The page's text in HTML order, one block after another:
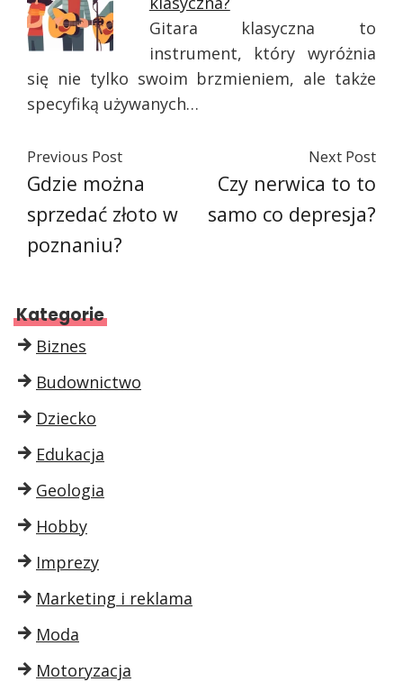
Gitara klasyczna to
instrument, który wyróżnia
się nie tylko swoim brzmieniem, ale także
specyfiką używanych…
Previous Post
Gdzie można
sprzedać złoto w
poznaniu?
Next Post
Czy nerwica to to
samo co depresja?
Kategorie
Biznes
Budownictwo
Dziecko
Edukacja
Geologia
Hobby
Imprezy
Marketing i reklama
Moda
Motoryzacja